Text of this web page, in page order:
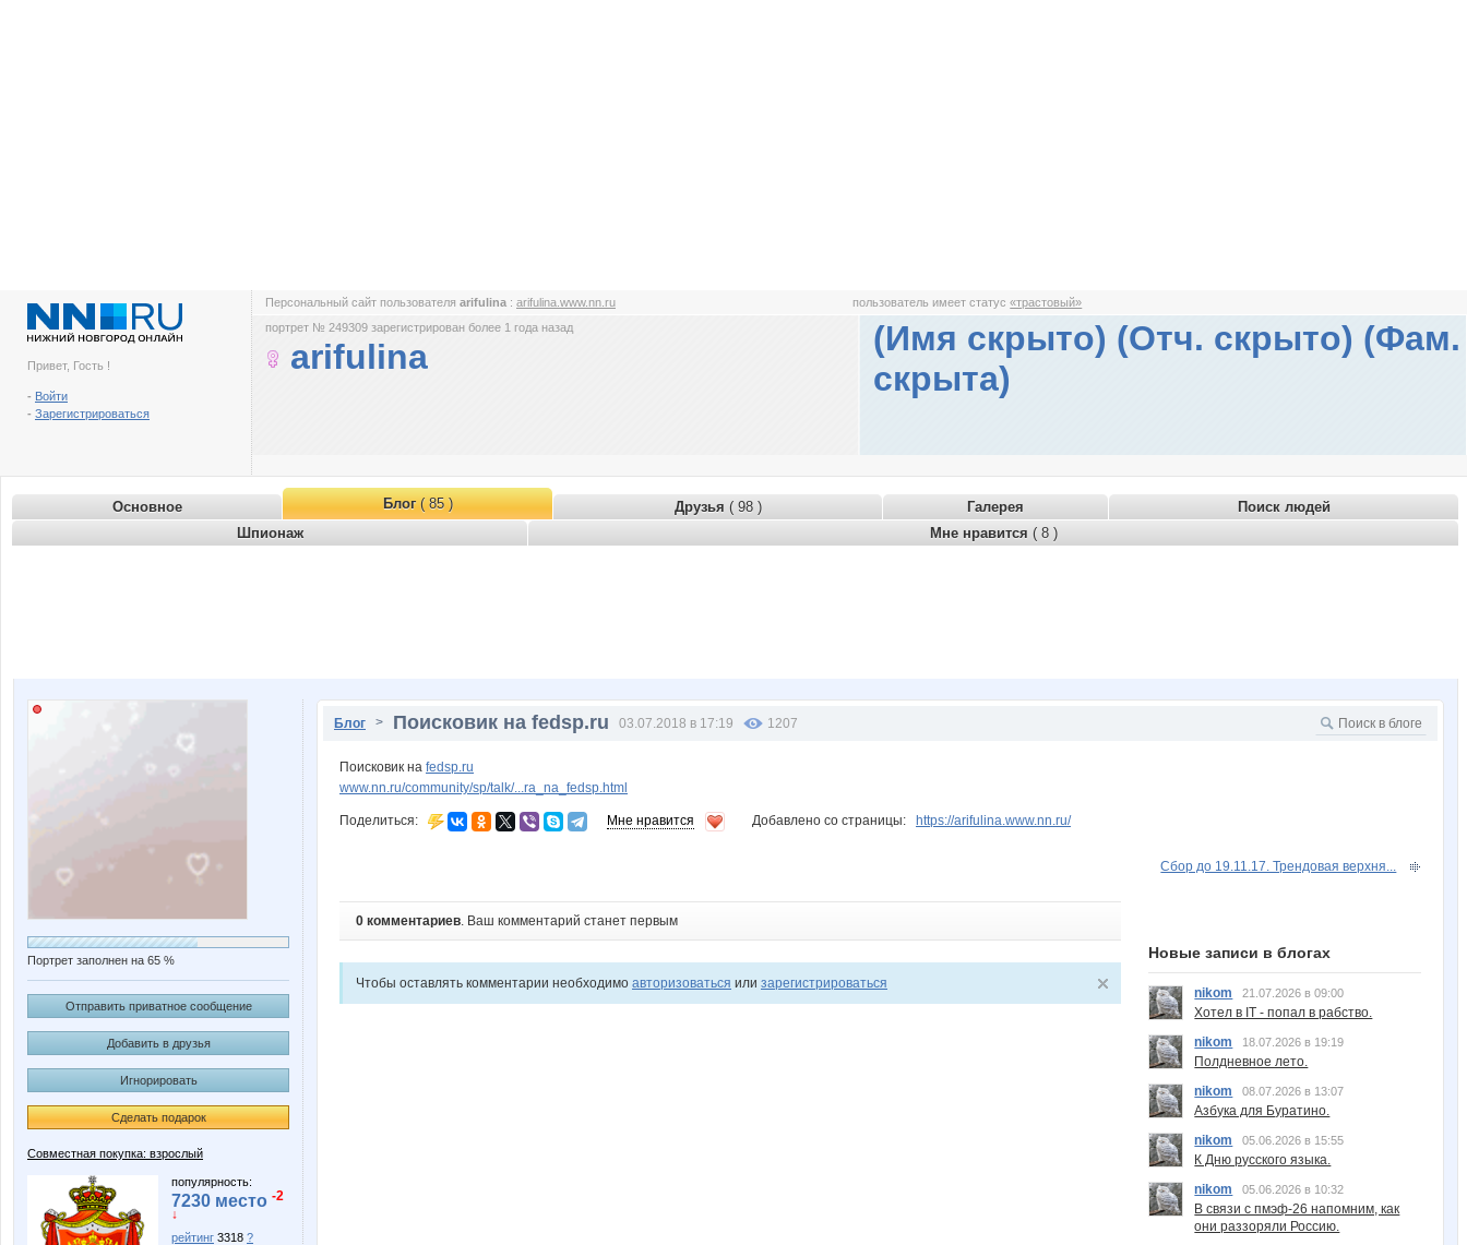
Привет, Гость !
- Войти
- Зарегистрироваться
Персональный сайт пользователя arifulina : arifulina.www.nn.ru пользователь имеет статус«трастовый»
портрет № 249309 зарегистрирован более 1 года назад
arifulina
(Имя скрыто) (Отч. скрыто) (Фам.
скрыта)
Основное Блог( 85 ) Друзья ( 98 ) Галерея
Поиск людей
Шпионаж
Мне нравится ( 8 )
Портрет заполнен на 65 %
Отправить приватное сообщение
Добавить в друзья
Игнорировать
Сделать подарок
Совместная покупка: взрослый
популярность:
7230 место -2
↓
рейтинг 3318 ?
Блог > Поисковик на fedsp.ru 03.07.2018 в 17:19 1207
Поисковик на fedsp.ru
www.nn.ru/community/sp/talk/...ra_na_fedsp.html
Поделиться: Мне нравится Добавлено со страницы: https://arifulina.www.nn.ru/
Сбор до 19.11.17. Трендовая верхня...
0 комментариев. Ваш комментарий станет первым
Чтобы оставлять комментарии необходимо авторизоваться или зарегистрироваться
Новые записи в блогах
nikom 21.07.2026 в 09:00
Хотел в IT - попал в рабство.
nikom
18.07.2026 в 19:19
Полдневное лето.
nikom
08.07.2026 в 13:07
Азбука для Буратино.
nikom
05.06.2026 в 15:55
К Дню русского языка.
nikom
05.06.2026 в 10:32
В связи с пмэф-26 напомним, как
они раззоряли Россию.